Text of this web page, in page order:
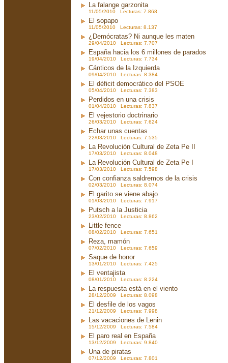
La falange garzonita
11/05/2010 Lecturas: 7.868
El sopapo
11/05/2010 Lecturas: 8.137
¿Demócratas? Ni aunque les maten
29/04/2010 Lecturas: 7.707
España hacia los 6 millones de parados
19/04/2010 Lecturas: 7.734
Cánticos de la Izquierda
09/04/2010 Lecturas: 8.384
El déficit democrático del PSOE
05/04/2010 Lecturas: 7.383
Perdidos en una crisis
01/04/2010 Lecturas: 7.837
El vejestorio doctrinario
26/03/2010 Lecturas: 7.624
Echar unas cuentas
22/03/2010 Lecturas: 7.535
La Revolución Cultural de Zeta Pe II
17/03/2010 Lecturas: 8.048
La Revolución Cultural de Zeta Pe I
17/03/2010 Lecturas: 7.598
Con confianza saldremos de la crisis
02/03/2010 Lecturas: 8.074
El garito se viene abajo
01/03/2010 Lecturas: 7.917
Putsch a la Justicia
23/02/2010 Lecturas: 8.862
Little fence
08/02/2010 Lecturas: 7.651
Reza, mamón
07/02/2010 Lecturas: 7.659
Saque de honor
13/01/2010 Lecturas: 7.425
El ventajista
08/01/2010 Lecturas: 8.224
La respuesta está en el viento
28/12/2009 Lecturas: 8.098
El desfile de los vagos
21/12/2009 Lecturas: 7.998
Las vacaciones de Lenin
15/12/2009 Lecturas: 7.584
El paro real en España
13/12/2009 Lecturas: 9.840
Una de piratas
07/12/2009 Lecturas: 7.801